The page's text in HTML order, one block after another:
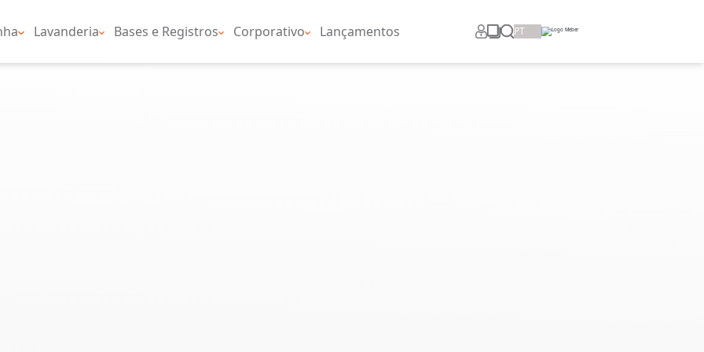
Cozinha Lavanderia Bases e Registros Corporativo Lançamentos